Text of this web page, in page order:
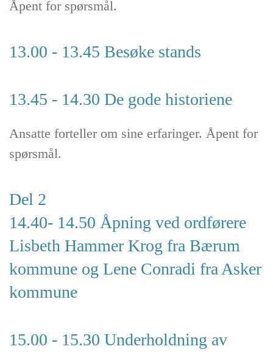
Åpent for spørsmål.
13.00 - 13.45 Besøke stands
13.45 - 14.30 De gode historiene
Ansatte forteller om sine erfaringer. Åpent for
spørsmål.
Del 2
14.40- 14.50 Åpning ved ordførere
Lisbeth Hammer Krog fra Bærum
kommune og Lene Conradi fra Asker
kommune
15.00 - 15.30 Underholdning av